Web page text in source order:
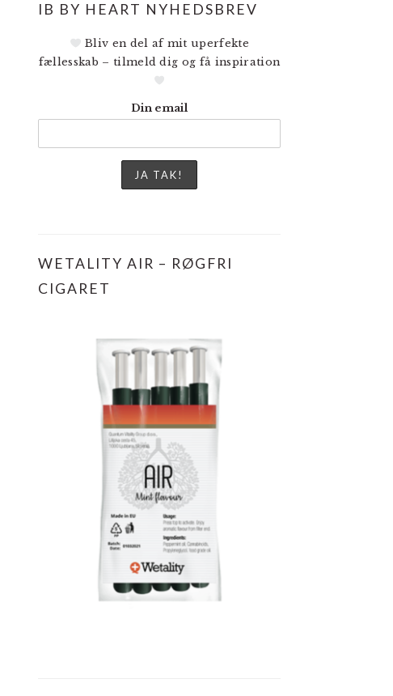
IB BY HEART NYHEDSBREV
Bliv en del af mit uperfekte
fællesskab – tilmeld dig og få inspiration
Din email
WETALITY AIR – RØGFRI
CIGARET